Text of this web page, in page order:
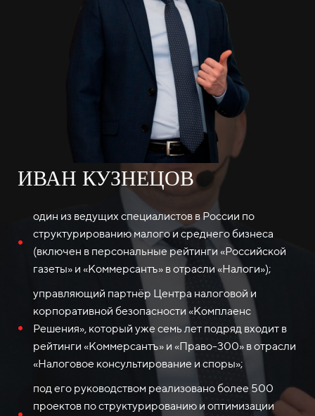
ИВАН КУЗНЕЦОВ
один из ведущих специалистов в России по
структурированию малого и среднего бизнеса
(включен в персональные рейтинги «Российской
газеты» и «Коммерсантъ» в отрасли «Налоги»);
управляющий партнёр Центра налоговой и
корпоративной безопасности «Комплаенс
Решения», который уже семь лет подряд входит в
рейтинги «Коммерсантъ» и «Право-300» в отрасли
«Налоговое консультирование и споры»;
под его руководством реализовано более 500
проектов по структурированию и оптимизации